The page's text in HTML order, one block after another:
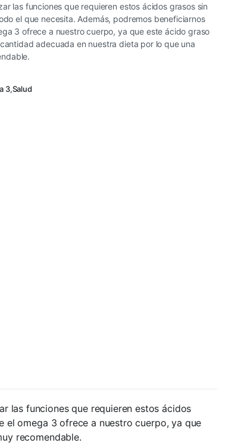
las funciones que requieren estos ácidos grasos sin
el que necesita. Además, podremos beneficiarnos
3 ofrece a nuestro cuerpo, ya que este ácido graso
adecuada en nuestra dieta por lo que una
3,Salud
las funciones que requieren estos ácidos
omega 3 ofrece a nuestro cuerpo, ya que
recomendable.